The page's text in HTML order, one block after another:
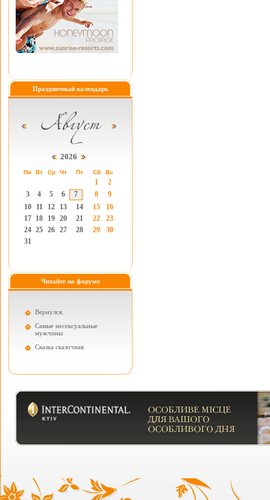
Праздничный календарь
2026
Пн Вт Ср Чт Пт Сб Вс
1
2
3
4 5 6 7 8
9
10
11 12 13 14 15
16
17
18 19 20 21 22
23
24 25 26 27 28 29
30
31
Читайте на форуме
Вернулся.
Самые несексуальные
мужчины
Cказка сказочная